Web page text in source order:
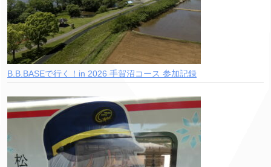
B.B.BASEで行く！in 2026 手賀沼コース 参加記録